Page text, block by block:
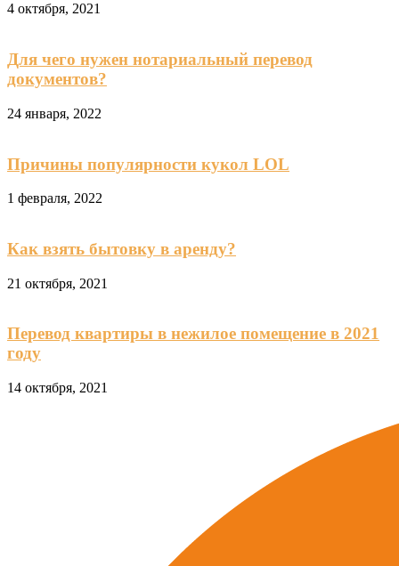
4 октября, 2021
Для чего нужен нотариальный перевод
документов?
24 января, 2022
Причины популярности кукол LOL
1 февраля, 2022
Как взять бытовку в аренду?
21 октября, 2021
Перевод квартиры в нежилое помещение в 2021
году
14 октября, 2021